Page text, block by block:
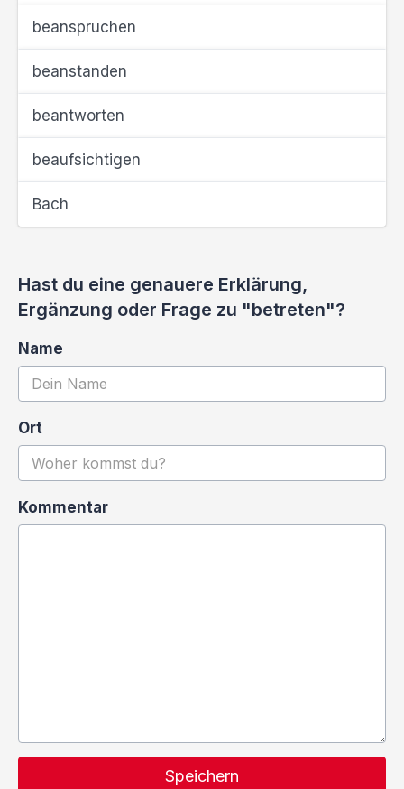
beanspruchen
beanstanden
beantworten
beaufsichtigen
Bach
Hast du eine genauere Erklärung,
Ergänzung oder Frage zu "betreten"?
Name
Ort
Kommentar
Speichern